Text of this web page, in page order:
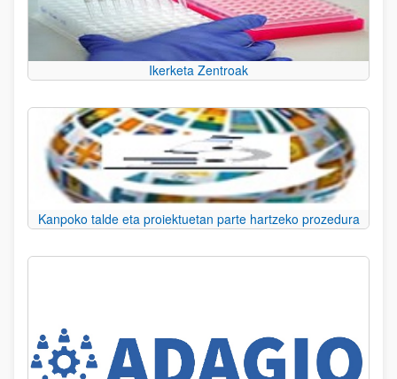
Ikerketa Zentroak
Kanpoko talde eta proiektuetan parte hartzeko prozedura